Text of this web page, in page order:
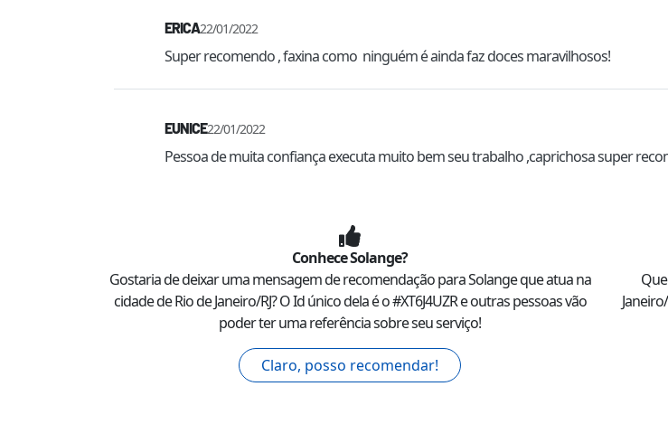
ERICA22/01/2022
Super recomendo , faxina como  ninguém é ainda faz doces maravilhosos!
EUNICE22/01/2022
Pessoa de muita confiança executa muito bem seu trabalho ,caprichosa super
ConheceSolange?
Gostaria de deixar uma mensagem de recomendação paraSolangeque atua na
cidade deRio de Janeiro/RJ? O Id único dela é o #XT6J4UZRe outras pessoas vão
poder ter uma referência sobre seu serviço!
Claro, posso recomendar!
Janeiro/